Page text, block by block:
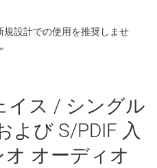
イス / シングル
よび S/PDIF 入
オーディオ